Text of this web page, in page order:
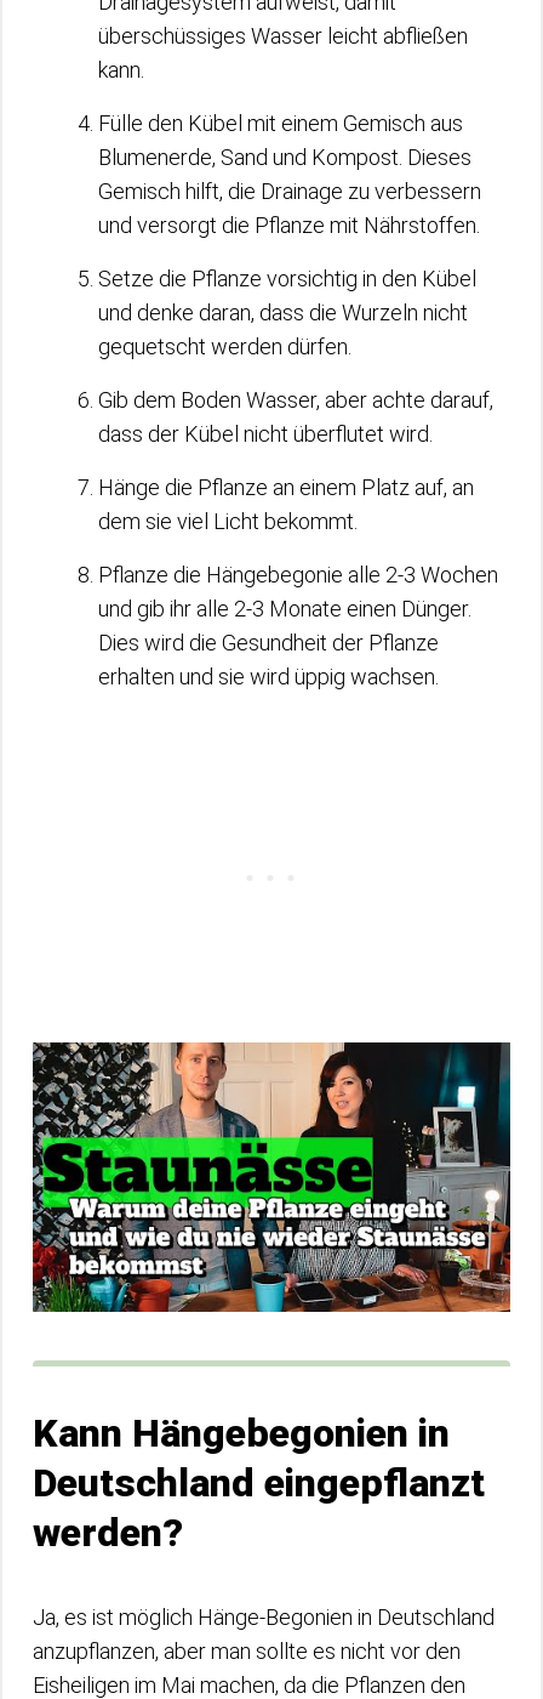
überschüssiges Wasser leicht abfließen
kann.
Fülle den Kübel mit einem Gemisch aus
Blumenerde, Sand und Kompost. Dieses
Gemisch hilft, die Drainage zu verbessern
und versorgt die Pflanze mit Nährstoffen.
Setze die Pflanze vorsichtig in den Kübel
und denke daran, dass die Wurzeln nicht
gequetscht werden dürfen.
Gib dem Boden Wasser, aber achte darauf,
dass der Kübel nicht überflutet wird.
Hänge die Pflanze an einem Platz auf, an
dem sie viel Licht bekommt.
Pflanze die Hängebegonie alle 2-3 Wochen
und gib ihr alle 2-3 Monate einen Dünger.
Dies wird die Gesundheit der Pflanze
erhalten und sie wird üppig wachsen.
Kann Hängebegonien in
Deutschland eingepflanzt
werden?
Ja, es ist möglich Hänge-Begonien in Deutschland
anzupflanzen, aber man sollte es nicht vor den
Eisheiligen im Mai machen, da die Pflanzen den